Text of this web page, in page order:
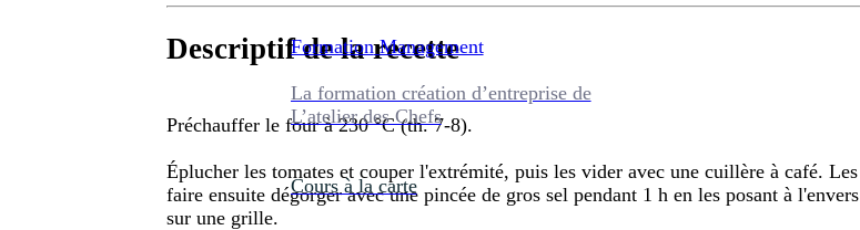
Formation Management
La formation création d’entreprise de
L’atelier des Chefs
Cours à la carte
Descriptif de la recette
Préchauffer le four à 230 °C (th. 7-8).
Éplucher les tomates et couper l'extrémité, puis les vider avec une cuillère à café. Les
faire ensuite dégorger avec une pincée de gros sel pendant 1 h en les posant à l'envers
sur une grille.